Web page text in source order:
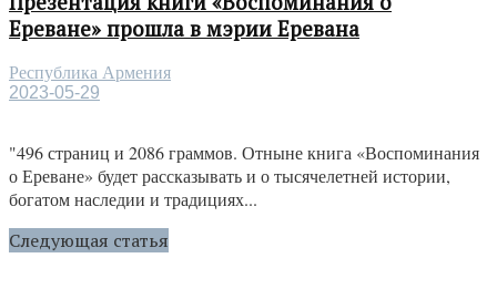
Ереване» прошла в мэрии Еревана
Республика Армения
2023-05-29
"496 страниц и 2086 граммов. Отныне книга «Воспоминания
о Ереване» будет рассказывать и о тысячелетней истории,
богатом наследии и традициях...
Следующая статья